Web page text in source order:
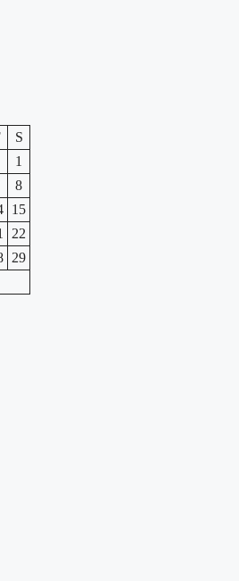
S
1
8
15
22
29